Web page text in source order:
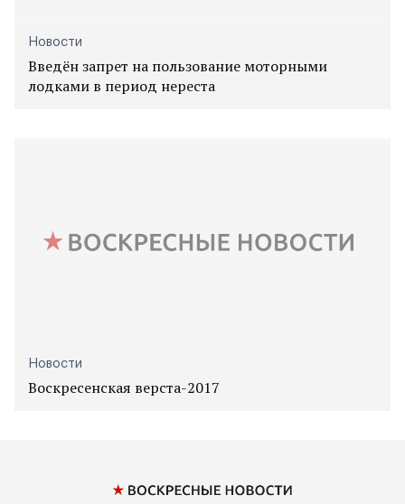
Новости
Введён запрет на пользование моторными
лодками в период нереста
Новости
Воскресенская верста-2017